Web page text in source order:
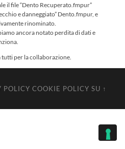
il file “Dento Recuperato.fmpur”
e danneggiato” Dento.fmpur, e
rinominato.
ancora notato perdita di dati e
tutti per la collaborazione.
POLICY COOKIE POLICY SU ↑